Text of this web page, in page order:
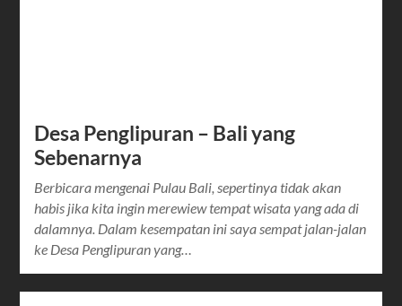
Desa Penglipuran – Bali yang
Sebenarnya
Berbicara mengenai Pulau Bali, sepertinya tidak akan
habis jika kita ingin merewiew tempat wisata yang ada di
dalamnya. Dalam kesempatan ini saya sempat jalan-jalan
ke Desa Penglipuran yang…